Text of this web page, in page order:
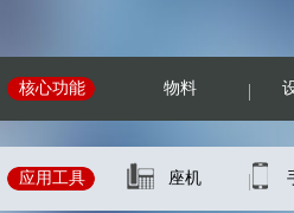
核心功能 物料
应用工具 座机